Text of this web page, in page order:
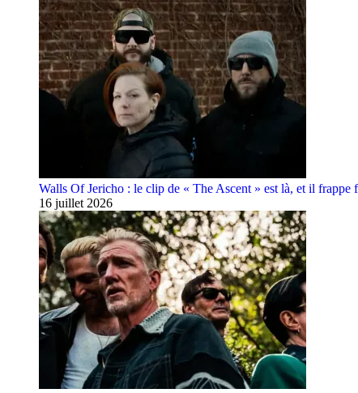
Walls Of Jericho : le clip de « The Ascent » est là, et il frappe
16 juillet 2026